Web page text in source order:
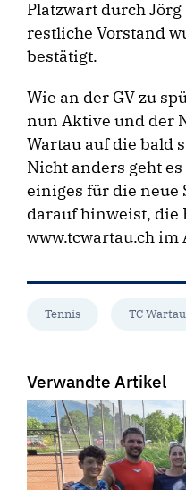
Platzwart durch
restliche Vorstand
bestätigt.
Wie an der GV zu
nun Aktive und der
Wartau auf die bald
Nicht anders geht
einiges für die neue
darauf hinweist, die
www.tcwartau.ch im
Tennis TC Wartau
Verwandte Artikel